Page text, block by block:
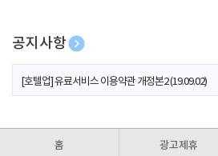
공지사항
[호텔업] 개인정보 처리방침 개정본1 (19.09.02)
[호텔업] 유료서비스 이용약관 개정본2 (19.09.02)
홈 광고제휴